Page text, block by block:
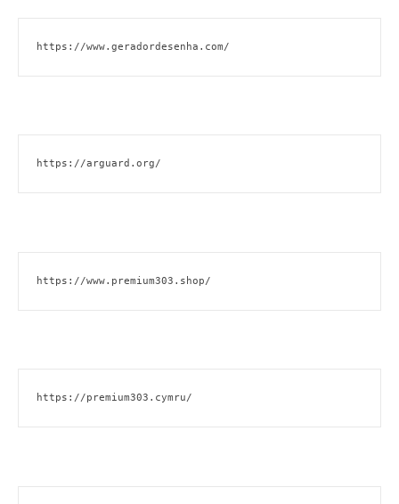
https://www.geradordesenha.com/
https://arguard.org/
https://www.premium303.shop/
https://premium303.cymru/